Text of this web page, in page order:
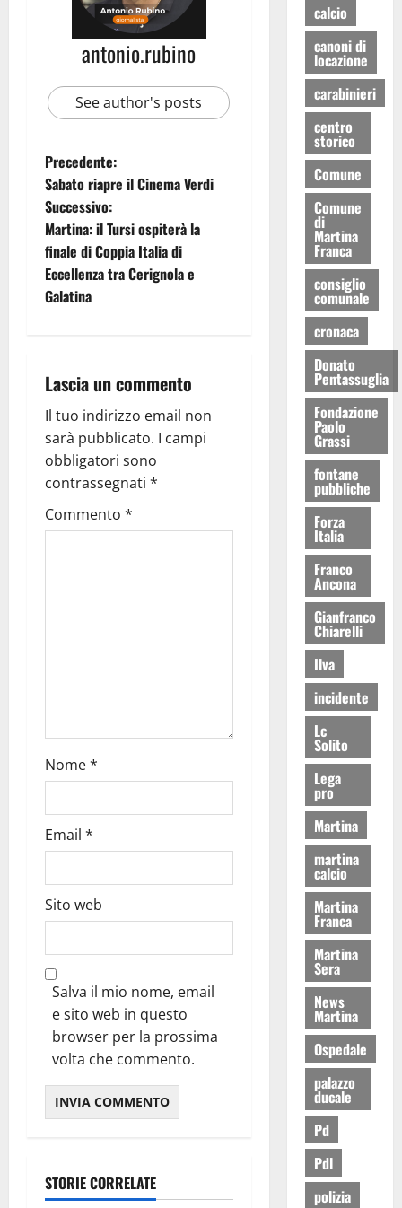
antonio.rubino
See author's posts
Precedente:
Sabato riapre il Cinema Verdi
Successivo:
Martina: il Tursi ospiterà la
finale di Coppia Italia di
Eccellenza tra Cerignola e
Galatina
Lascia un commento
Il tuo indirizzo email non
sarà pubblicato. I campi
obbligatori sono
contrassegnati *
Commento *
Nome*
Email *
Sito web
Salva il mio nome, email
e sito web in questo
browser per la prossima
volta che commento.
STORIE CORRELATE
calcio
canoni di
locazione
carabinieri
centro
storico
Comune
Comune
di
Martina
Franca
consiglio
comunale
cronaca
Donato
Pentassuglia
Fondazione
Paolo
Grassi
fontane
pubbliche
Forza
Italia
Franco
Ancona
Gianfranco
Chiarelli
Ilva
incidente
Lc
Solito
Lega
pro
Martina
martina
calcio
Martina
Franca
Martina
Sera
News
Martina
Ospedale
palazzo
ducale
Pd
Pdl
polizia